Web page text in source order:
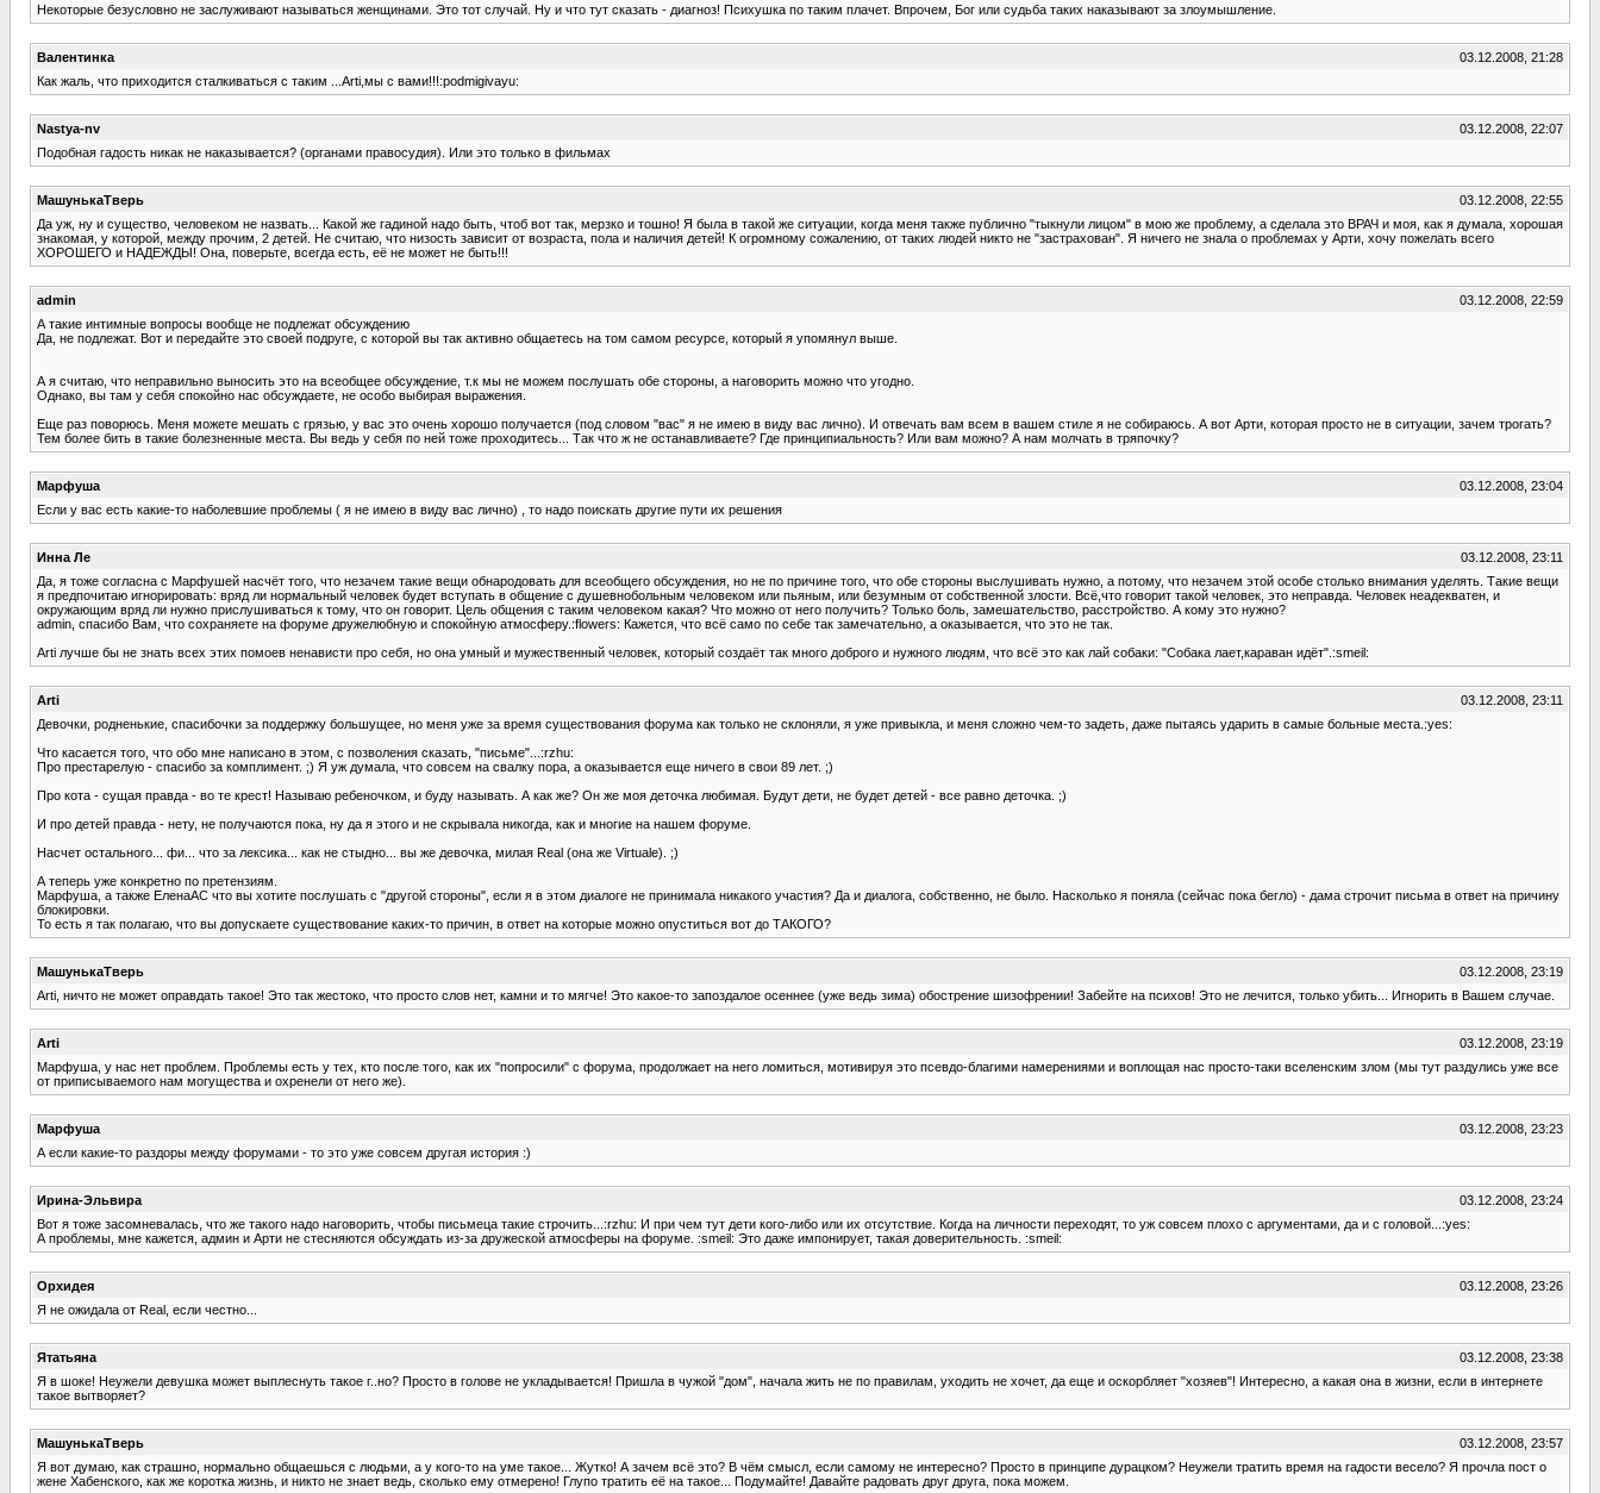
Некоторые безусловно не заслуживают называться женщинами. Это тот случай. Ну и что тут сказать - диагноз! Психушка по таким плачет. Впрочем, Бог или судьба таких наказывают за злоумышление.
Валентинка
03.12.2008, 21:28
Как жаль, что приходится сталкиваться с таким ...Arti,мы с вами!!!:podmigivayu:
Nastya-nv
03.12.2008, 22:07
Подобная гадость никак не наказывается? (органами правосудия). Или это только в фильмах
МашунькаТверь
03.12.2008, 22:55
Да уж, ну и существо, человеком не назвать... Какой же гадиной надо быть, чтоб вот так, мерзко и тошно! Я была в такой же ситуации, когда меня также публично "тыкнули лицом" в мою же проблему, а сделала это ВРАЧ и моя, как я думала, хорошая
знакомая, у которой, между прочим, 2 детей. Не считаю, что низость зависит от возраста, пола и наличия детей! К огромному сожалению, от таких людей никто не "застрахован". Я ничего не знала о проблемах у Арти, хочу пожелать всего
ХОРОШЕГО и НАДЕЖДЫ! Она, поверьте, всегда есть, её не может не быть!!!
admin
03.12.2008, 22:59
А такие интимные вопросы вообще не подлежат обсуждению
Да, не подлежат. Вот и передайте это своей подруге, с которой вы так активно общаетесь на том самом ресурсе, который я упомянул выше.
А я считаю, что неправильно выносить это на всеобщее обсуждение, т.к мы не можем послушать обе стороны, а наговорить можно что угодно.
Однако, вы там у себя спокойно нас обсуждаете, не особо выбирая выражения.
Еще раз поворюсь. Меня можете мешать с грязью, у вас это очень хорошо получается (под словом "вас" я не имею в виду вас лично). И отвечать вам всем в вашем стиле я не собираюсь. А вот Арти, которая просто не в ситуации, зачем трогать?
Тем более бить в такие болезненные места. Вы ведь у себя по ней тоже проходитесь... Так что ж не останавливаете? Где принципиальность? Или вам можно? А нам молчать в тряпочку?
Марфуша
03.12.2008, 23:04
Если у вас есть какие-то наболевшие проблемы ( я не имею в виду вас лично) , то надо поискать другие пути их решения
Инна Ле
03.12.2008, 23:11
Да, я тоже согласна с Марфушей насчёт того, что незачем такие вещи обнародовать для всеобщего обсуждения, но не по причине того, что обе стороны выслушивать нужно, а потому, что незачем этой особе столько внимания уделять. Такие вещи
я предпочитаю игнорировать: вряд ли нормальный человек будет вступать в общение с душевнобольным человеком или пьяным, или безумным от собственной злости. Всё,что говорит такой человек, это неправда. Человек неадекватен, и
окружающим вряд ли нужно прислушиваться к тому, что он говорит. Цель общения с таким человеком какая? Что можно от него получить? Только боль, замешательство, расстройство. А кому это нужно?
admin, спасибо Вам, что сохраняете на форуме дружелюбную и спокойную атмосферу.:flowers: Кажется, что всё само по себе так замечательно, а оказывается, что это не так.
Arti лучше бы не знать всех этих помоев ненависти про себя, но она умный и мужественный человек, который создаёт так много доброго и нужного людям, что всё это как лай собаки: "Собака лает,караван идёт".:smeil:
Arti
03.12.2008, 23:11
Девочки, родненькие, спасибочки за поддержку большущее, но меня уже за время существования форума как только не склоняли, я уже привыкла, и меня сложно чем-то задеть, даже пытаясь ударить в самые больные места.:yes:
Что касается того, что обо мне написано в этом, с позволения сказать, "письме"...:rzhu:
Про престарелую - спасибо за комплимент. ;) Я уж думала, что совсем на свалку пора, а оказывается еще ничего в свои 89 лет. ;)
Про кота - сущая правда - во те крест! Называю ребеночком, и буду называть. А как же? Он же моя деточка любимая. Будут дети, не будет детей - все равно деточка. ;)
И про детей правда - нету, не получаются пока, ну да я этого и не скрывала никогда, как и многие на нашем форуме.
Насчет остального... фи... что за лексика... как не стыдно... вы же девочка, милая Real (она же Virtuale). ;)
А теперь уже конкретно по претензиям.
Марфуша, а также ЕленаАС что вы хотите послушать с "другой стороны", если я в этом диалоге не принимала никакого участия? Да и диалога, собственно, не было. Насколько я поняла (сейчас пока бегло) - дама строчит письма в ответ на причину
блокировки.
То есть я так полагаю, что вы допускаете существование каких-то причин, в ответ на которые можно опуститься вот до ТАКОГО?
МашунькаТверь
03.12.2008, 23:19
Arti, ничто не может оправдать такое! Это так жестоко, что просто слов нет, камни и то мягче! Это какое-то запоздалое осеннее (уже ведь зима) обострение шизофрении! Забейте на психов! Это не лечится, только убить... Игнорить в Вашем случае.
Arti
03.12.2008, 23:19
Марфуша, у нас нет проблем. Проблемы есть у тех, кто после того, как их "попросили" с форума, продолжает на него ломиться, мотивируя это псевдо-благими намерениями и воплощая нас просто-таки вселенским злом (мы тут раздулись уже все
от приписываемого нам могущества и охренели от него же).
Марфуша
03.12.2008, 23:23
А если какие-то раздоры между форумами - то это уже совсем другая история :)
Ирина-Эльвира
03.12.2008, 23:24
Вот я тоже засомневалась, что же такого надо наговорить, чтобы письмеца такие строчить...:rzhu: И при чем тут дети кого-либо или их отсутствие. Когда на личности переходят, то уж совсем плохо с аргументами, да и с головой...:yes:
А проблемы, мне кажется, админ и Арти не стесняются обсуждать из-за дружеской атмосферы на форуме. :smeil: Это даже импонирует, такая доверительность. :smeil:
Орхидея
03.12.2008, 23:26
Я не ожидала от Real, если честно...
Ятатьяна
03.12.2008, 23:38
Я в шоке! Неужели девушка может выплеснуть такое г..но? Просто в голове не укладывается! Пришла в чужой "дом", начала жить не по правилам, уходить не хочет, да еще и оскорбляет "хозяев"! Интересно, а какая она в жизни, если в интернете
такое вытворяет?
МашунькаТверь
03.12.2008, 23:57
Я вот думаю, как страшно, нормально общаешься с людьми, а у кого-то на уме такое... Жутко! А зачем всё это? В чём смысл, если самому не интересно? Просто в принципе дурацком? Неужели тратить время на гадости весело? Я прочла пост о
жене Хабенского, как же коротка жизнь, и никто не знает ведь, сколько ему отмерено! Глупо тратить её на такое... Подумайте! Давайте радовать друг друга, пока можем.